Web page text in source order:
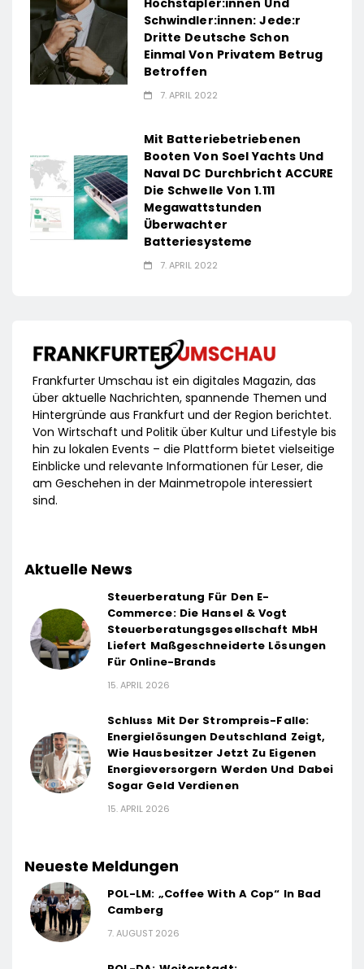
Hochstapler:innen Und
Schwindler:innen: Jede:r
Dritte Deutsche Schon
Einmal Von Privatem Betrug
Betroffen
7. APRIL 2022
Mit Batteriebetriebenen
Booten Von Soel Yachts Und
Naval DC Durchbricht ACCURE
Die Schwelle Von 1.111
Megawattstunden
Überwachter
Batteriesysteme
7. APRIL 2022
Frankfurter Umschau ist ein digitales Magazin, das
über aktuelle Nachrichten, spannende Themen und
Hintergründe aus Frankfurt und der Region berichtet.
Von Wirtschaft und Politik über Kultur und Lifestyle bis
hin zu lokalen Events – die Plattform bietet vielseitige
Einblicke und relevante Informationen für Leser, die
am Geschehen in der Mainmetropole interessiert
sind.
Aktuelle News
Steuerberatung Für Den E-
Commerce: Die Hansel & Vogt
Steuerberatungsgesellschaft MbH
Liefert Maßgeschneiderte Lösungen
Für Online-Brands
15. APRIL 2026
Schluss Mit Der Strompreis-Falle:
Energielösungen Deutschland Zeigt,
Wie Hausbesitzer Jetzt Zu Eigenen
Energieversorgern Werden Und Dabei
Sogar Geld Verdienen
15. APRIL 2026
Neueste Meldungen
POL-LM: „Coffee With A Cop“ In Bad
Camberg
7. AUGUST 2026